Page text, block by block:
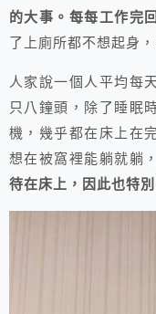
的大事。每每工作完
了上廁所都不想起身
人家說一個人平均每
只八鐘頭，除了睡眠
機，幾乎都在床上在
想在被窩裡能躺就躺
待在床上，因此也特